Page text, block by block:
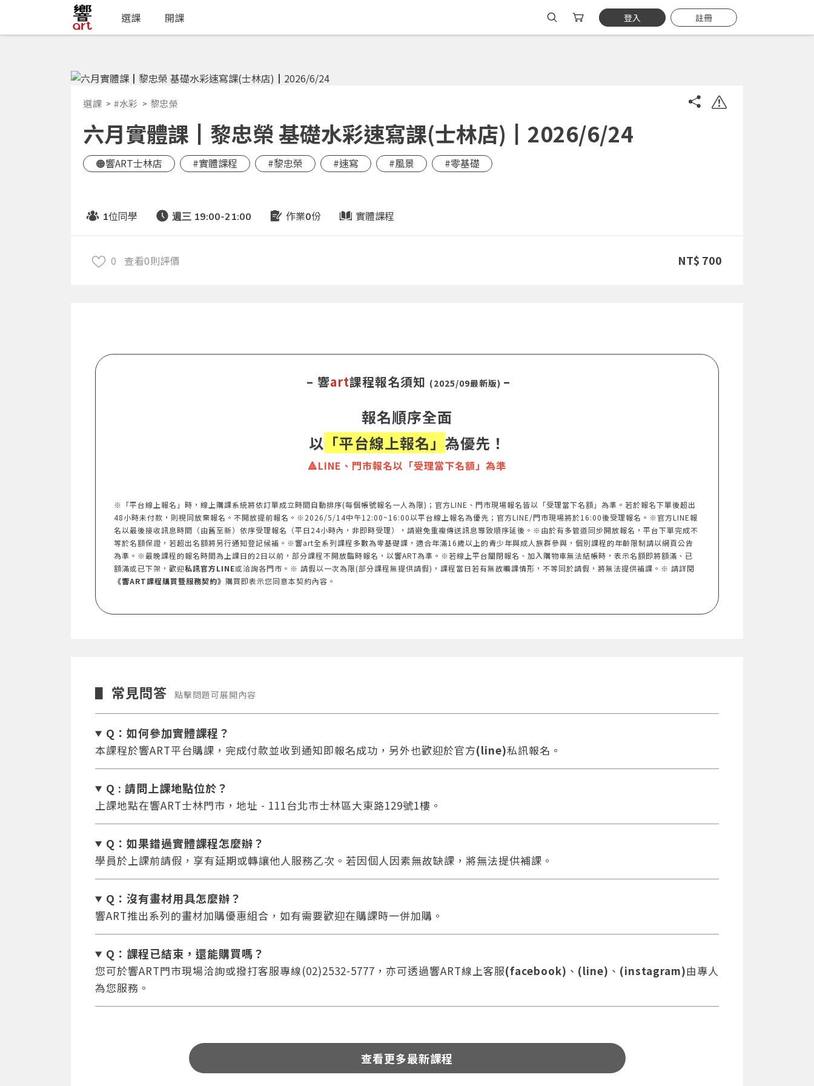
選課 開課 登入 註冊
您將收到一封Email，請依照信件中的指示重新登入。
系統偵測到您的帳號重複登入，
選課 #水彩 黎忠榮
六月實體課┃黎忠榮 基礎水彩速寫課(士林店)┃2026/6/24
🟠響ART士林店 #實體課程 #黎忠榮 #速寫 #風景 #零基礎
1位同學 週三 19:00-21:00 作業0份 實體課程
0 查看0則評價 NT$ 700
– 響art課程報名須知 (2025/09最新版) –
報名順序全面
以 「平台線上報名」 為優先！
🔺LINE、門市報名以「受理當下名額」為準
※「平台線上報名」時，線上購課系統將依訂單成立時間自動排序(每個帳號報名一人為限)；官方LINE、門市現場報名皆以「受理當下名額」為準。若於報名下單後超出
48小時未付款，則視同放棄報名。不開放提前報名。※2026/5/14中午12:00~16:00以平台線上報名為優先；官方LINE/門市現場將於16:00後受理報名。※官方LINE報
名以最後接收訊息時間（由舊至新）依序受理報名（平日24小時內，非即時受理），請避免重複傳送訊息導致順序延後。※由於有多管道同步開放報名，平台下單完成不
等於名額保證，若超出名額將另行通知登記候補。※響art全系列課程多數為零基礎課，適合年滿16歲以上的青少年與成人族群參與，個別課程的年齡限制請以網頁公告
為準。※最晚課程的報名時間為上課日的2日以前，部分課程不開放臨時報名，以響ART為準。※若線上平台關閉報名、加入購物車無法結帳時，表示名額即將額滿、已
額滿或已下架，歡迎私訊官方LINE或洽詢各門市。※ 請假以一次為限(部分課程無提供請假)，課程當日若有無故曠課情形，不等同於請假，將無法提供補課。※ 請詳閱
《響ART課程購買暨服務契約》 購買即表示您同意本契約內容。
▋ 常見問答 點擊問題可展開內容
Q：如何參加實體課程？
本課程於響ART平台購課，完成付款並收到通知即報名成功，另外也歡迎於官方(line)私訊報名。
Q : 請問上課地點位於？
上課地點在響ART士林門市，地址 - 111台北市士林區大東路129號1樓。
Q：如果錯過實體課程怎麼辦？
學員於上課前請假，享有延期或轉讓他人服務乙次。若因個人因素無故缺課，將無法提供補課。
Q：沒有畫材用具怎麼辦？
響ART推出系列的畫材加購優惠組合，如有需要歡迎在購課時一併加購。
Q：課程已結束，還能購買嗎？
您可於響ART門市現場洽詢或撥打客服專線(02)2532-5777，亦可透過響ART線上客服(facebook) 、 (line) 、 (instagram)由專人
為您服務。
查看更多最新課程